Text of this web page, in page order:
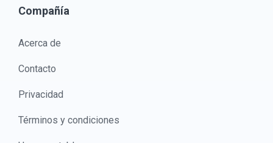
Compañía
Acerca de
Contacto
Privacidad
Términos y condiciones